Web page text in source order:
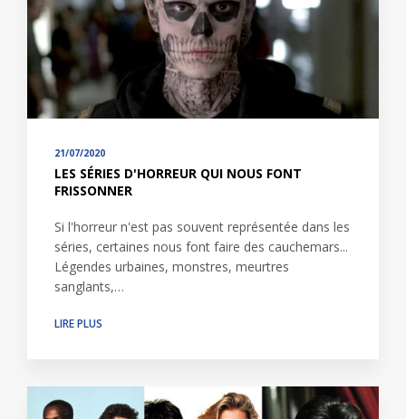
21/07/2020
LES SÉRIES D'HORREUR QUI NOUS FONT
FRISSONNER
Si l'horreur n'est pas souvent représentée dans les
séries, certaines nous font faire des cauchemars...
Légendes urbaines, monstres, meurtres
sanglants,…
LIRE PLUS